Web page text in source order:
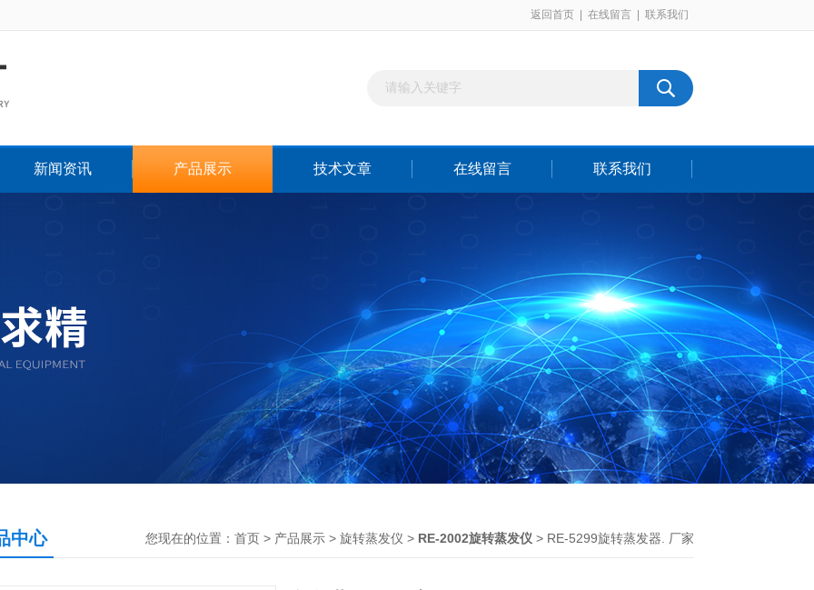
返回首页 在线留言 联系我们
新闻资讯 产品展示 技术文章 在线留言 联系我们
中心 您现在的位置： 首页 > 产品展示 > 旋转蒸发仪 > RE-2002旋转蒸发仪 > RE-5299旋转蒸发器. 厂家